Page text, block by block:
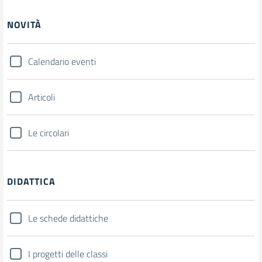
NOVITÀ
Calendario eventi
Articoli
Le circolari
DIDATTICA
Le schede didattiche
I progetti delle classi